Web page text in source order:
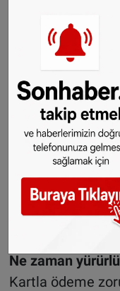
Ancak küçük
yaklaşıyor.
(Dehoga), kart
ücretlerinin
uyarısında
sistemleri uygun
her işletme bu
Öte yandan
para da
açısından
Ne zaman
Kartla ödeme